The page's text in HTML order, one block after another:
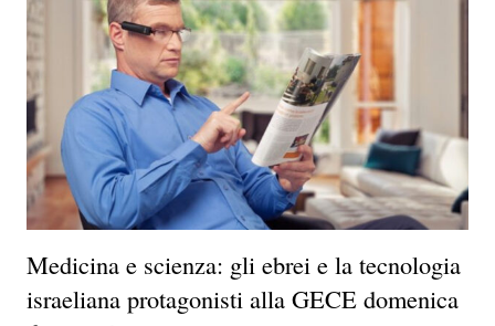
Medicina e scienza: gli ebrei e la tecnologia
israeliana protagonisti alla GECE domenica